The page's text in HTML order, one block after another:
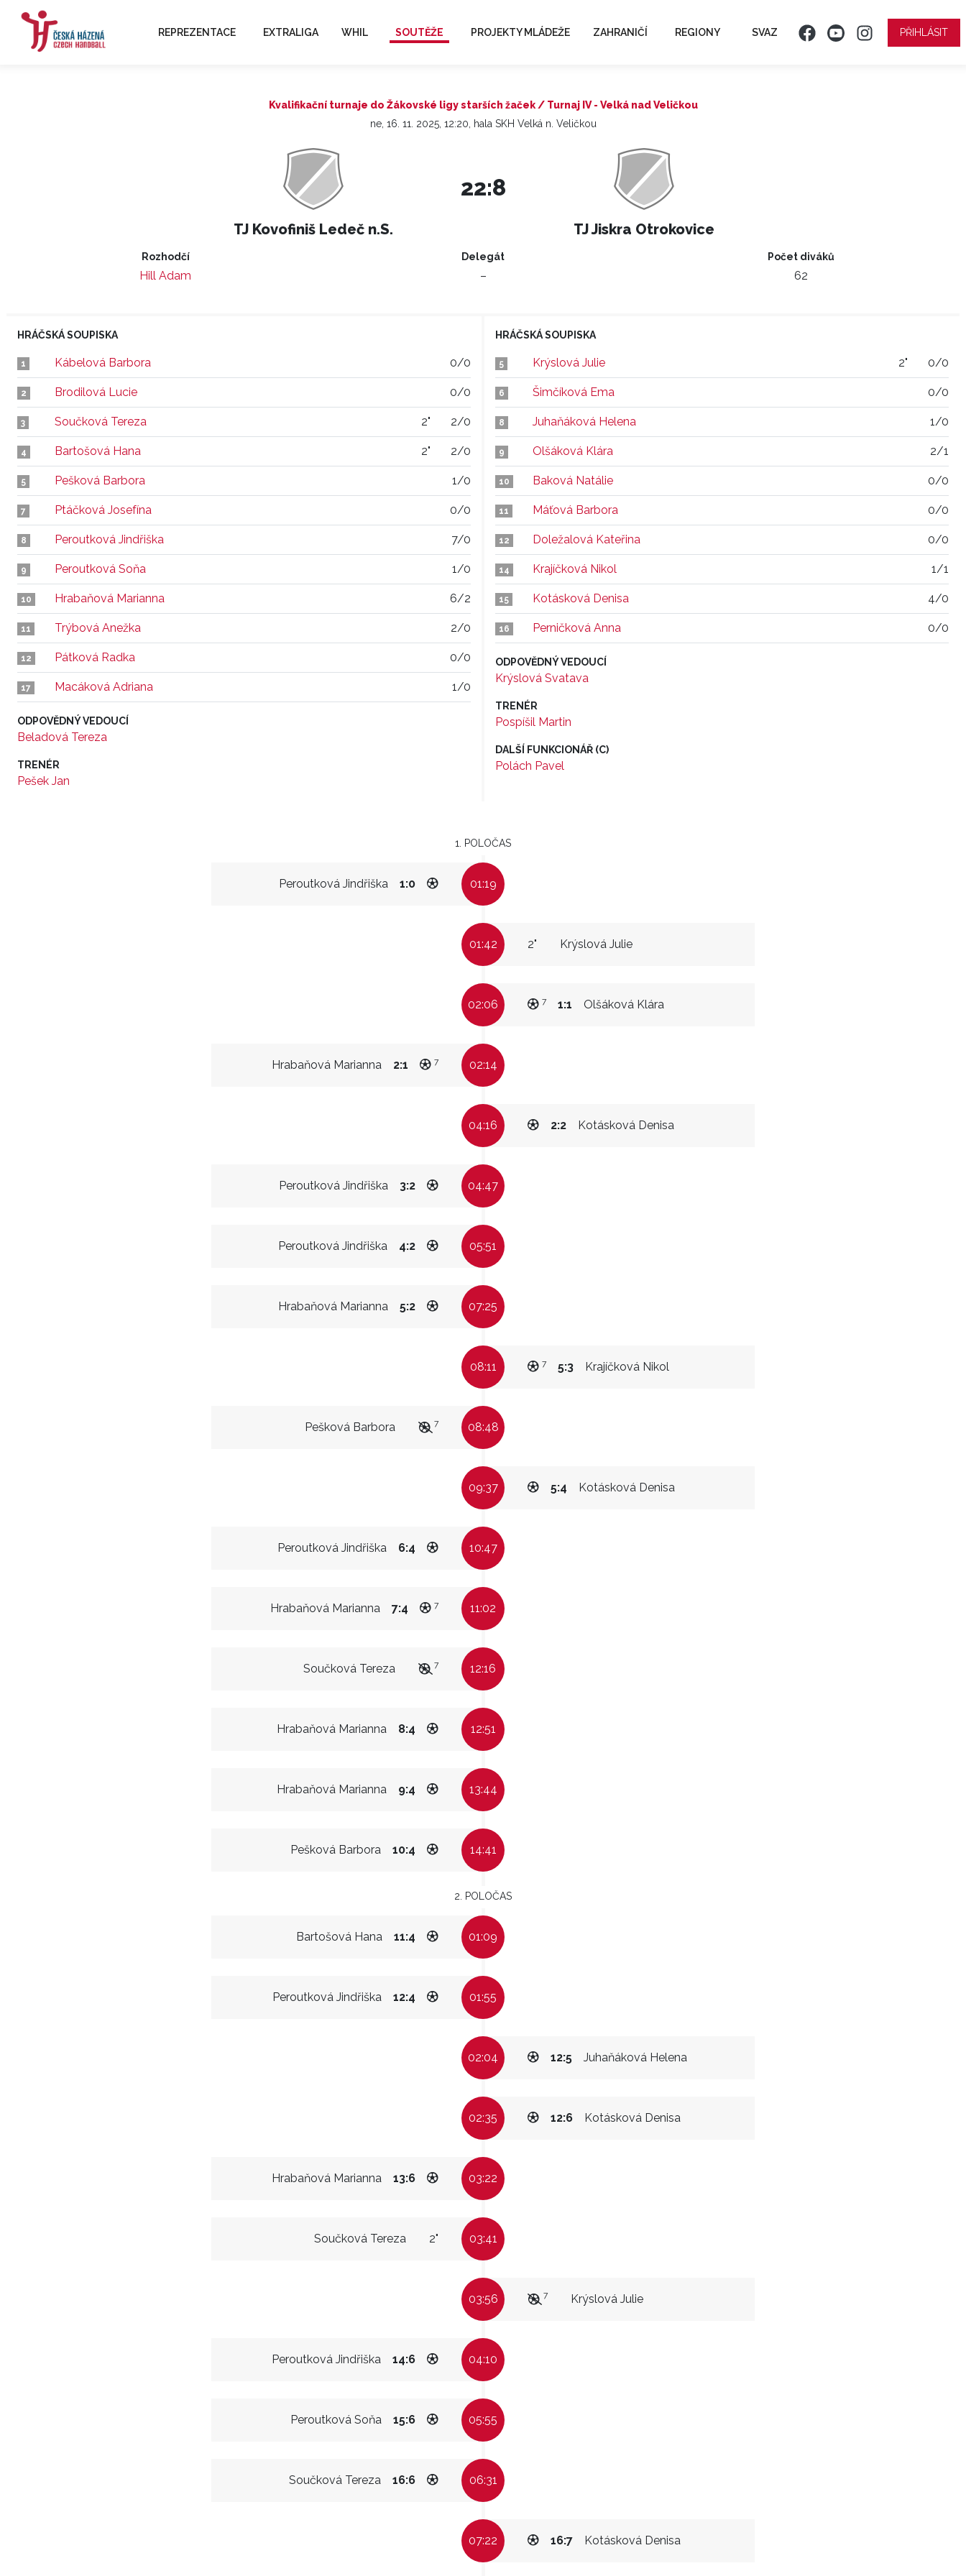
REPREZENTACE EXTRALIGA WHIL SOUTĚŽE PROJEKTY MLÁDEŽE ZAHRANIČÍ REGIONY SVAZ PŘIHLÁSIT
Kvalifikační turnaje do Žákovské ligy starších žaček / Turnaj IV - Velká nad Veličkou
ne, 16. 11. 2025, 12:20, hala SKH Velká n. Veličkou
TJ Kovofiniš Ledeč n.S.
22:8
TJ Jiskra Otrokovice
Rozhodčí
Hill Adam
Delegát
–
Počet diváků
62
HRÁČSKÁ SOUPISKA
1 Kábelová Barbora 0/0
2 Brodilová Lucie 0/0
3 Součková Tereza 2" 2/0
4 Bartošová Hana 2" 2/0
5 Pešková Barbora 1/0
7 Ptáčková Josefína 0/0
8 Peroutková Jindřiška 7/0
9 Peroutková Soňa 1/0
10 Hrabaňová Marianna 6/2
11 Trýbová Anežka 2/0
12 Pátková Radka 0/0
17 Macáková Adriana 1/0
ODPOVĚDNÝ VEDOUCÍ
Beladová Tereza
TRENÉR
Pešek Jan
HRÁČSKÁ SOUPISKA
5 Krýslová Julie 2" 0/0
6 Šimčíková Ema 0/0
8 Juhaňáková Helena 1/0
9 Olšáková Klára 2/1
10 Baková Natálie 0/0
11 Máťová Barbora 0/0
12 Doležalová Kateřina 0/0
14 Krajíčková Nikol 1/1
15 Kotásková Denisa 4/0
16 Perničková Anna 0/0
ODPOVĚDNÝ VEDOUCÍ
Krýslová Svatava
TRENÉR
Pospíšil Martin
DALŠÍ FUNKCIONÁŘ (C)
Polách Pavel
1. POLOČAS
Peroutková Jindřiška 1:0 01:19
01:42 Krýslová Julie
2"
02:06 Olšáková Klára
1:1
7
Hrabaňová Marianna 2:1 7 02:14
04:16 Kotásková Denisa
2:2
Peroutková Jindřiška 3:2 04:47
Peroutková Jindřiška 4:2 05:51
Hrabaňová Marianna 5:2 07:25
08:11 Krajíčková Nikol
5:3
7
Pešková Barbora 7 08:48
09:37 Kotásková Denisa
5:4
Peroutková Jindřiška 6:4 10:47
Hrabaňová Marianna 7:4 7 11:02
Součková Tereza 7 12:16
Hrabaňová Marianna 8:4 12:51
Hrabaňová Marianna 9:4 13:44
Pešková Barbora 10:4 14:41
2. POLOČAS
Bartošová Hana 11:4 01:09
Peroutková Jindřiška 12:4 01:55
02:04 Juhaňáková Helena
12:5
02:35 Kotásková Denisa
12:6
Hrabaňová Marianna 13:6 03:22
Součková Tereza 2" 03:41
03:56 Krýslová Julie
7
Peroutková Jindřiška 14:6 04:10
Peroutková Soňa 15:6 05:55
Součková Tereza 16:6 06:31
07:22 Kotásková Denisa
16:7